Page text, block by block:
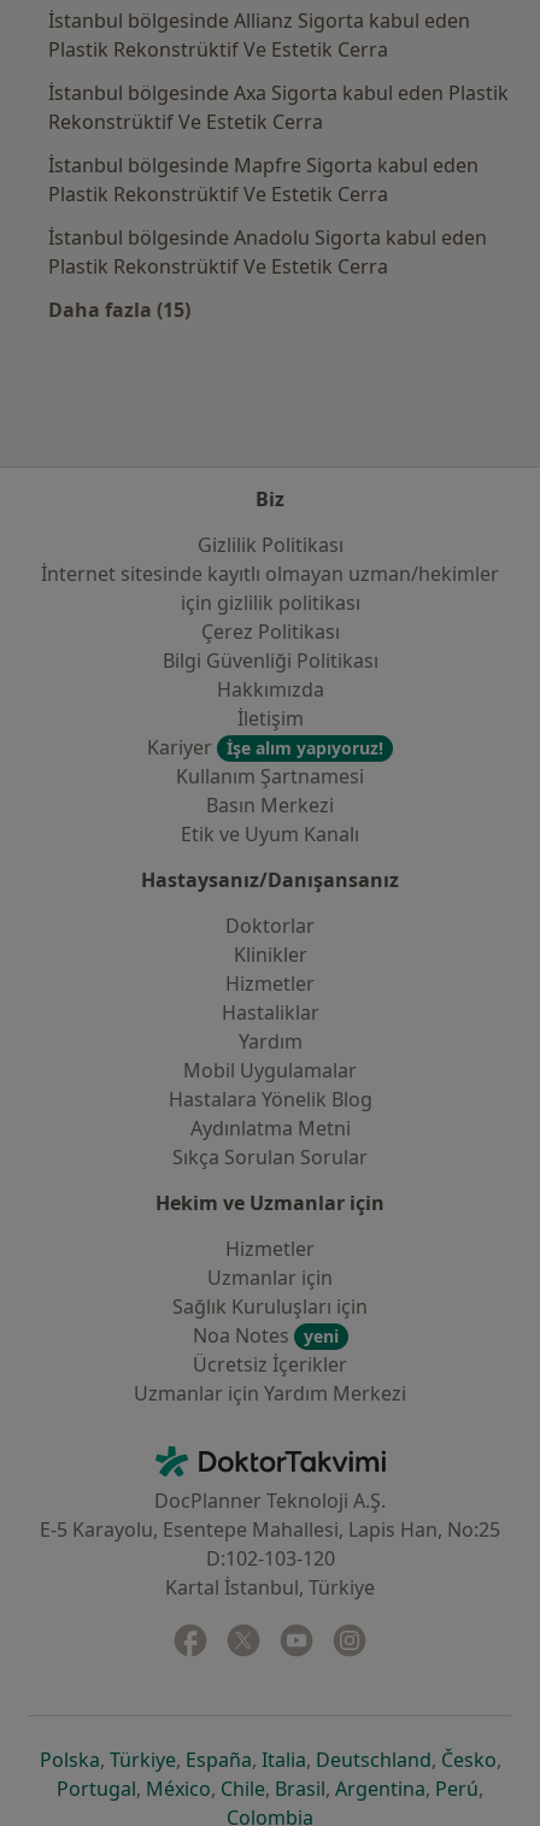
İstanbul bölgesinde Allianz Sigorta kabul eden
Plastik Rekonstrüktif Ve Estetik Cerra
İstanbul bölgesinde Axa Sigorta kabul eden Plastik
Rekonstrüktif Ve Estetik Cerra
İstanbul bölgesinde Mapfre Sigorta kabul eden
Plastik Rekonstrüktif Ve Estetik Cerra
İstanbul bölgesinde Anadolu Sigorta kabul eden
Plastik Rekonstrüktif Ve Estetik Cerra
Daha fazla (15)
Biz
Gizlilik Politikası
İnternet sitesinde kayıtlı olmayan uzman/hekimler
i̇çin gizlilik politikası
Çerez Politikası
Bilgi Güvenliği Politikası
Hakkımızda
İletişim
Kariyer
İşe alım yapıyoruz!
Kullanım Şartnamesi
Basın Merkezi
Etik ve Uyum Kanalı
Hastaysanız/Danışansanız
Doktorlar
Klinikler
Hizmetler
Hastaliklar
Yardım
Mobil Uygulamalar
Hastalara Yönelik Blog
Aydınlatma Metni
Sıkça Sorulan Sorular
Hekim ve Uzmanlar için
Hizmetler
Uzmanlar için
Sağlık Kuruluşları için
Noa Notes
yeni
Ücretsiz İçerikler
Uzmanlar için Yardım Merkezi
DoktorTakvimi - Ana Sayfa
DocPlanner Teknoloji A.Ş.
E-5 Karayolu, Esentepe Mahallesi, Lapis Han, No:25
D:102-103-120
Kartal İstanbul, Türkiye
Facebook
yeni bir sekmede açılır
Twitter
yeni bir sekmede açılır
Youtube
yeni bir sekmede açılır
Polskayeni bir sekmede açılır
, Türkiyeyeni bir sekmede açılır
, Españayeni bir sekmede açılır
, Italiayeni bir sekmede açılır
, Deutschlandyeni bir
, Českoyeni
,
Portugalyeni bir sekmede açılır
, Méxicoyeni bir sekmede açılır
, Chileyeni bir sekmede açılır
, Brasilyeni bir sekmede açılır
, Argentinayeni bir
, Perúyeni
,
Colombia